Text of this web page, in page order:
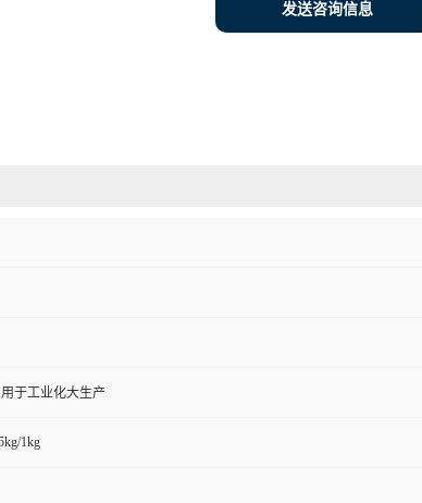
发送咨询信息
于工业化大生产
1kg